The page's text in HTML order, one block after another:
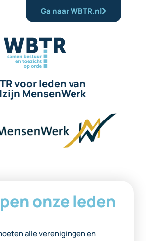
Ga naar WBTR.nl
voor leden van
MensenWerk
onze leden
alle verenigingen en